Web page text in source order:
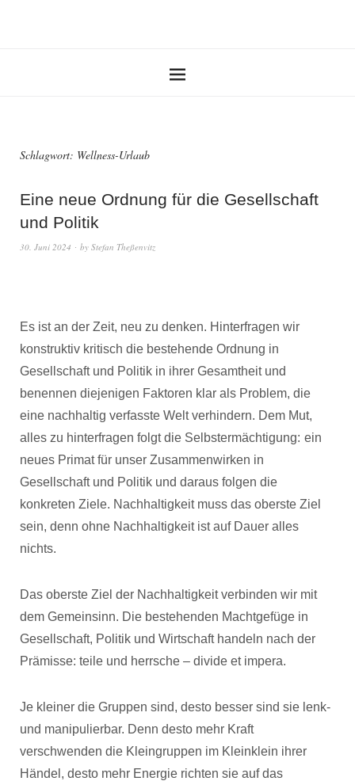
Schlagwort: Wellness-Urlaub
Eine neue Ordnung für die Gesellschaft
und Politik
30. Juni 2024 by Stefan Theßenvitz
Es ist an der Zeit, neu zu denken. Hinterfragen wir
konstruktiv kritisch die bestehende Ordnung in
Gesellschaft und Politik in ihrer Gesamtheit und
benennen diejenigen Faktoren klar als Problem, die
eine nachhaltig verfasste Welt verhindern. Dem Mut,
alles zu hinterfragen folgt die Selbstermächtigung: ein
neues Primat für unser Zusammenwirken in
Gesellschaft und Politik und daraus folgen die
konkreten Ziele. Nachhaltigkeit muss das oberste Ziel
sein, denn ohne Nachhaltigkeit ist auf Dauer alles
nichts.
Das oberste Ziel der Nachhaltigkeit verbinden wir mit
dem Gemeinsinn. Die bestehenden Machtgefüge in
Gesellschaft, Politik und Wirtschaft handeln nach der
Prämisse: teile und herrsche – divide et impera.
Je kleiner die Gruppen sind, desto besser sind sie lenk-
und manipulierbar. Denn desto mehr Kraft
verschwenden die Kleingruppen im Kleinklein ihrer
Händel, desto mehr Energie richten sie auf das